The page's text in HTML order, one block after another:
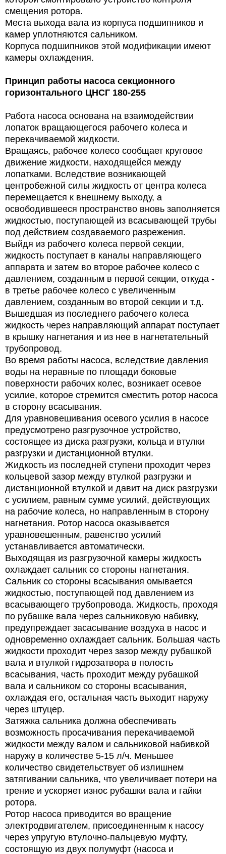
смещения ротора.
Места выхода вала из корпуса подшипников и
камер уплотняются сальником.
Корпуса подшипников этой модификации имеют
камеры охлаждения.
Принцип работы насоса секционного
горизонтального ЦНСГ 180-255
Работа насоса основана на взаимодействии
лопаток вращающегося рабочего колеса и
перекачиваемой жидкости.
Вращаясь, рабочее колесо сообщает круговое
движение жидкости, находящейся между
лопатками. Вследствие возникающей
центробежной силы жидкость от центра колеса
перемещается к внешнему выходу, а
освободившееся пространство вновь заполняется
жидкостью, поступающей из всасывающей трубы
под действием создаваемого разрежения.
Выйдя из рабочего колеса первой секции,
жидкость поступает в каналы направляющего
аппарата и затем во второе рабочее колесо с
давлением, созданным в первой секции, откуда -
в третье рабочее колесо с увеличенным
давлением, созданным во второй секции и т.д.
Вышедшая из последнего рабочего колеса
жидкость через направляющий аппарат поступает
в крышку нагнетания и из нее в нагнетательный
трубопровод.
Во время работы насоса, вследствие давления
воды на неравные по площади боковые
поверхности рабочих колес, возникает осевое
усилие, которое стремится сместить ротор насоса
в сторону всасывания.
Для уравновешивания осевого усилия в насосе
предусмотрено разгрузочное устройство,
состоящее из диска разгрузки, кольца и втулки
разгрузки и дистанционной втулки.
Жидкость из последней ступени проходит через
кольцевой зазор между втулкой разгрузки и
дистанционной втулкой и давит на диск разгрузки
с усилием, равным сумме усилий, действующих
на рабочие колеса, но направленным в сторону
нагнетания. Ротор насоса оказывается
уравновешенным, равенство усилий
устанавливается автоматически.
Выходящая из разгрузочной камеры жидкость
охлаждает сальник со стороны нагнетания.
Сальник со стороны всасывания омывается
жидкостью, поступающей под давлением из
всасывающего трубопровода. Жидкость, проходя
по рубашке вала через сальниковую набивку,
предупреждает засасывание воздуха в насос и
одновременно охлаждает сальник. Большая часть
жидкости проходит через зазор между рубашкой
вала и втулкой гидрозатвора в полость
всасывания, часть проходит между рубашкой
вала и сальником со стороны всасывания,
охлаждая его, остальная часть выходит наружу
через штуцер.
Затяжка сальника должна обеспечивать
возможность просачивания перекачиваемой
жидкости между валом и сальниковой набивкой
наружу в количестве 5-15 л/ч. Меньшее
количество свидетельствует об излишнем
затягивании сальника, что увеличивает потери на
трение и ускоряет износ рубашки вала и гайки
ротора.
Ротор насоса приводится во вращение
электродвигателем, присоединенным к насосу
через упругую втулочно-пальцевую муфту,
состоящую из двух полумуфт (насоса и